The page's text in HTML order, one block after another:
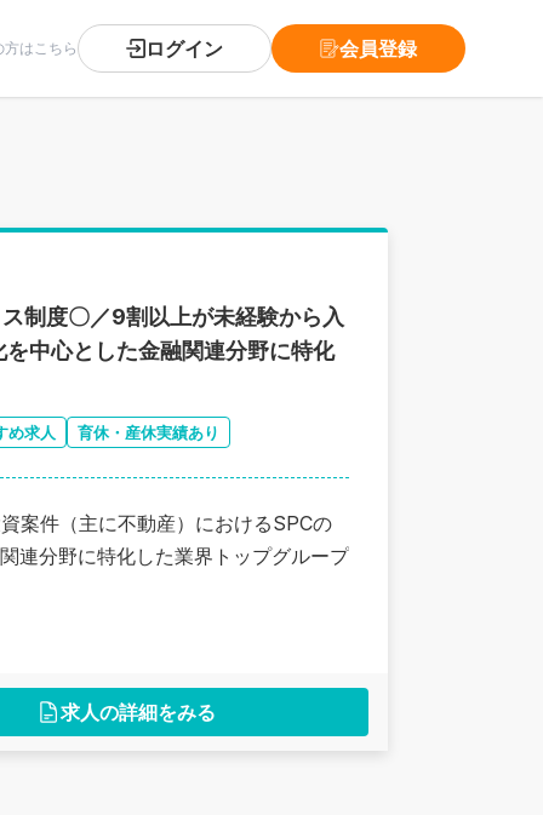
はこちら ログイン 会員登録
制度〇／9割以上が未経験から入
中心とした金融関連分野に特化
め求人 育休・産休実績あり
案件（主に不動産）におけるSPCの
連分野に特化した業界トップグループ
求人の詳細をみる